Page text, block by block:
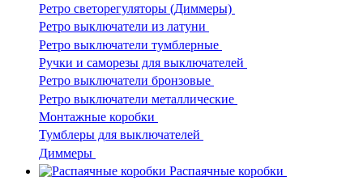
Ретро светорегуляторы (Диммеры)
Ретро выключатели из латуни
Ретро выключатели тумблерные
Ручки и саморезы для выключателей
Ретро выключатели бронзовые
Ретро выключатели металлические
Монтажные коробки
Тумблеры для выключателей
Диммеры
Распаячные коробки